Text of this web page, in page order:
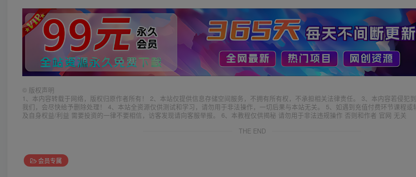
© 版权声明
1、本内容转载于网络，版权归原作者所有！ 2、本站仅提供信息存储空间服务，不拥有所有权，不承担相关法律责任。 3、本内容若侵犯
我们，会尽快给予删除处理！ 4、本站全资源仅供测试和学习，请勿用于非法操作，一切后果与本站无关。 5、如遇到充值付费环节课程或
及自身权益/利益 需要投资的一律不要相信，访客发现请向客服举报。 6、本教程仅供揭秘 请勿用于非法违规操作 否则和作者 官网 无关
THE END
会员专属